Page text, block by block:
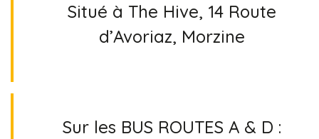
Situé à The Hive, 14 Route
d’Avoriaz, Morzine
Sur les BUS ROUTES A & D :